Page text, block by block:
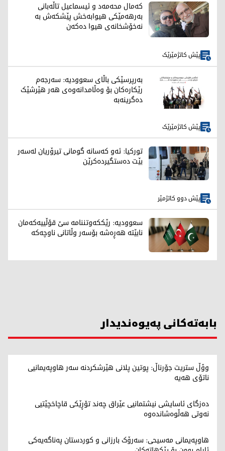
کەمال محەمەد و ئیسماعیل تاڵەبانی
بەرهەمێکی هیوابەخش پێشکەش بە
نەخۆشخانەی هیوا دەکەن
پێش کاتژمێرێک
بەرپرسێکی باڵای سعوودیە: سەرجەم
رێکارەکان بۆ وەڵامدانەوەی هەر هێرشێک
دەگرینەبە
پێش کاتژمێرێک
تورکیا: ئەو کەسانە گومانی تیرۆریان لەسەر
بێت دەستگیردەکرێن
پێش دوو کاتژمێر
سعوودیە: رێککەوتننامە سێ قۆڵییەکەمان
نابێتە هەڕەشە بۆسەر وڵاتانی ناوچەکە
بابەتەکانی پەیوەندیدار
وۆڵ ستریت جۆرناڵ: پوتین پلانی هێرشکردنە سەر هاوپەیمانیی
ناتۆی هەیە
دەزگای ئاسایشی نیشتمانیی عێراق چەند تۆڕێکی قاچاخچێتیی
نەوتی هەڵوەشاندەوە
هاوپەیمانی مەسیحی: سەرۆک بارزانی و کوردستان په‌ناگه‌یه‌كی